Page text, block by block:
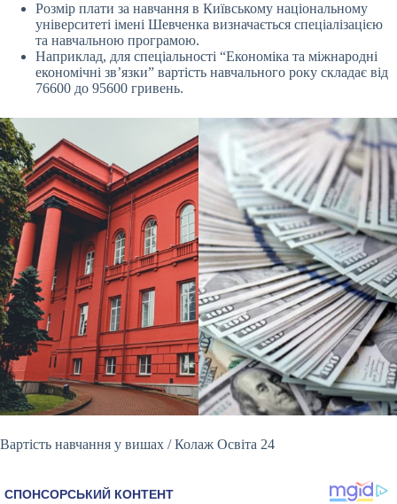
Розмір плати за навчання в Київському національному
університеті імені Шевченка визначається спеціалізацією
та навчальною програмою.
Наприклад, для спеціальності “Економіка та міжнародні
економічні зв’язки” вартість навчального року складає від
76600 до 95600 гривень.
Вартість навчання у вишах / Колаж Освіта 24